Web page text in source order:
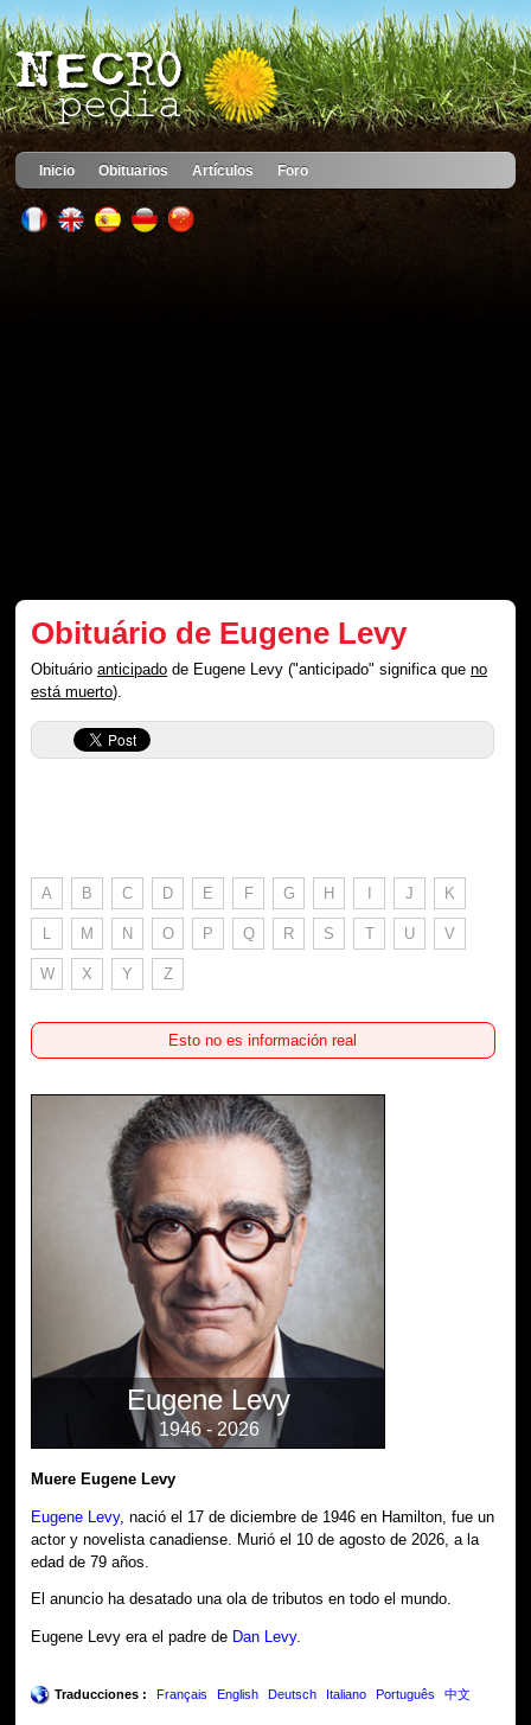
Inicio Obituarios Artículos Foro
Obituário de Eugene Levy
Obituárioanticipado de Eugene Levy ("anticipado" significa queno
está muerto).
A B C D E F G H I J K
L M N O P Q R S T U V
W X Y Z
Esto no es información real
Eugene Levy
1946 - 2026
Muere Eugene Levy
Eugene Levy, nació el 17 de diciembre de 1946 en Hamilton, fue un
actor y novelista canadiense. Murió el 10 de agosto de 2026, a la
edad de 79 años.
El anuncio ha desatado una ola de tributos en todo el mundo.
Eugene Levy era el padre de Dan Levy.
Traducciones : Français English Deutsch Italiano Português 中文